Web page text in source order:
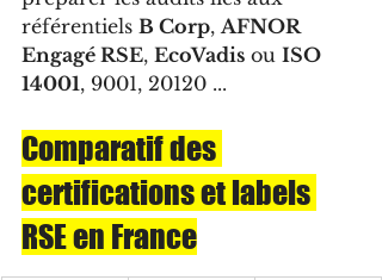
référentiels B Corp, AFNOR
Engagé RSE, EcoVadis ou ISO
14001, 9001, 20120 ...
Comparatif des
certifications et labels
RSE en France